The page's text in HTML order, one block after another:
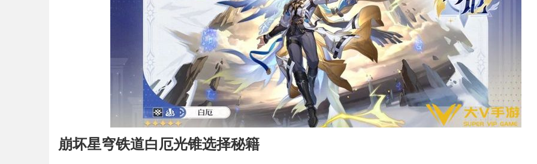
崩坏星穹铁道白厄光锥选择秘籍